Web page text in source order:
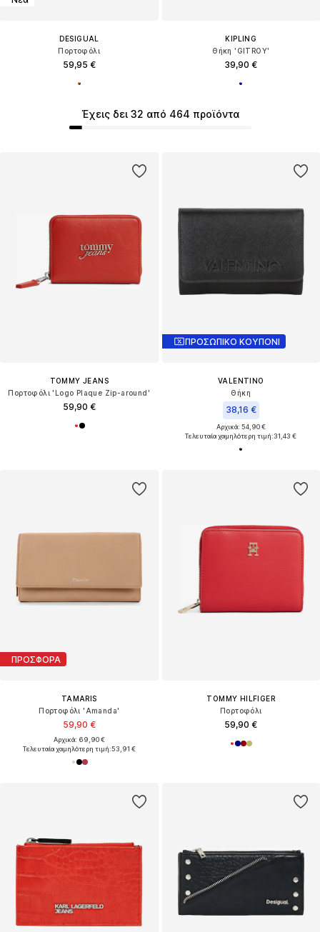
DESIGUAL
Πορτοφόλι
59,95 €
KIPLING
Θήκη 'GITROY'
39,90 €
Έχεις δει 32 από 464 προϊόντα
TOMMY JEANS
Πορτοφόλι 'Logo Plaque Zip-around'
59,90 €
ΠΡΟΣΩΠΙΚΟ ΚΟΥΠΟΝΙ
VALENTINO
Θήκη
38,16 €
Αρχικά: 54,90 €
Τελευταία χαμηλότερη τιμή:31,43 €
ΠΡΟΣΦΟΡΑ
TAMARIS
Πορτοφόλι 'Amanda'
59,90 €
Αρχικά: 69,90 €
Τελευταία χαμηλότερη τιμή:53,91 €
TOMMY HILFIGER
Πορτοφόλι
59,90 €